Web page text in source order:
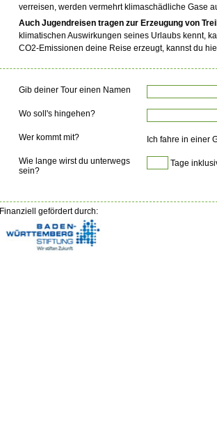
verreisen, werden vermehrt klimaschädliche Gase
Auch Jugendreisen tragen zur Erzeugung von
klimatischen Auswirkungen seines Urlaubs kennt,
CO2-Emissionen deine Reise erzeugt, kannst du
Gib deiner Tour einen Namen
Wo soll's hingehen?
Wer kommt mit? Ich fahre in einer
Wie lange wirst du unterwegs
sein?
Tage
Finanziell gefördert durch: